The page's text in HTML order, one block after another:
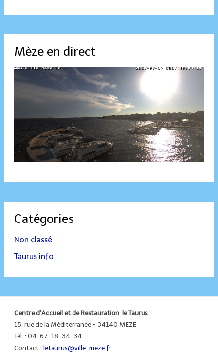
Mèze en direct
Catégories
Non classé
Taurus info
Centre d'Accueil et de Restauration le Taurus
15, rue de la Méditerranée - 34140 MEZE
Tél. : 04-67-18-34-34
Contact : letaurus@ville-meze.fr